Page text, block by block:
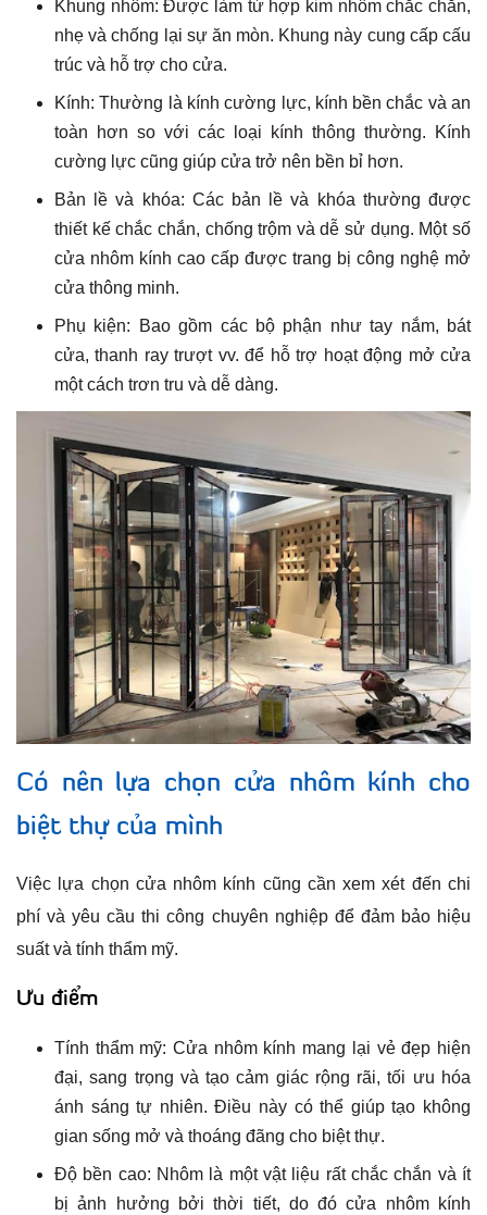
Khung nhôm: Được làm từ hợp kim nhôm chắc chắn,
nhẹ và chống lại sự ăn mòn. Khung này cung cấp cấu
trúc và hỗ trợ cho cửa.
Kính: Thường là kính cường lực, kính bền chắc và an
toàn hơn so với các loại kính thông thường. Kính
cường lực cũng giúp cửa trở nên bền bỉ hơn.
Bản lề và khóa: Các bản lề và khóa thường được
thiết kế chắc chắn, chống trộm và dễ sử dụng. Một số
cửa nhôm kính cao cấp được trang bị công nghệ mở
cửa thông minh.
Phụ kiện: Bao gồm các bộ phận như tay nắm, bát
cửa, thanh ray trượt vv. để hỗ trợ hoạt động mở cửa
một cách trơn tru và dễ dàng.
Có nên lựa chọn cửa nhôm kính cho
biệt thự của mình
Việc lựa chọn cửa nhôm kính cũng cần xem xét đến chi
phí và yêu cầu thi công chuyên nghiệp để đảm bảo hiệu
suất và tính thẩm mỹ.
Ưu điểm
Tính thẩm mỹ: Cửa nhôm kính mang lại vẻ đẹp hiện
đại, sang trọng và tạo cảm giác rộng rãi, tối ưu hóa
ánh sáng tự nhiên. Điều này có thể giúp tạo không
gian sống mở và thoáng đãng cho biệt thự.
Độ bền cao: Nhôm là một vật liệu rất chắc chắn và ít
bị ảnh hưởng bởi thời tiết, do đó cửa nhôm kính